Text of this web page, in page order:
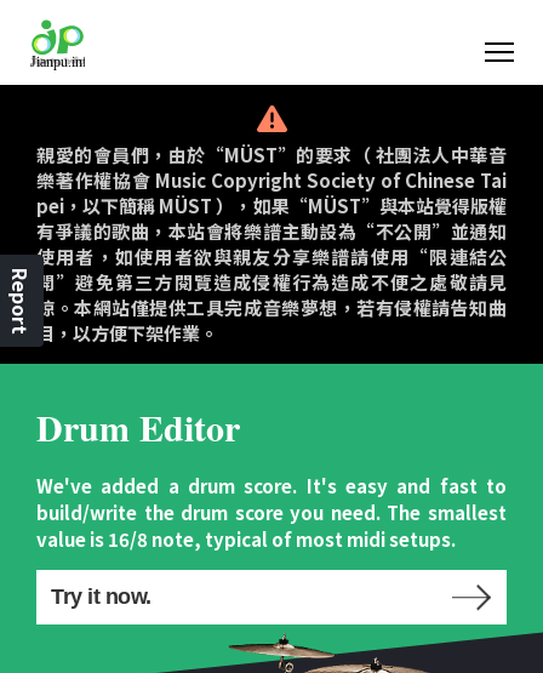
親愛的會員們，由於“MÜST”的要求（ 社團法人中華音
樂著作權協會 Music Copyright Society of Chinese Tai
pei，以下簡稱 MÜST ），如果“MÜST”與本站覺得版權
有爭議的歌曲，本站會將樂譜主動設為“不公開”並通知
使用者，如使用者欲與親友分享樂譜請使用“限連結公
開”避免第三方閱覽造成侵權行為造成不便之處敬請見
諒。本網站僅提供工具完成音樂夢想，若有侵權請告知曲
目，以方便下架作業。
Drum Editor
We've added a drum score. It's easy and fast to
build/write the drum score you need. The smallest
value is 16/8 note, typical of most midi setups.
Try it now.
Report